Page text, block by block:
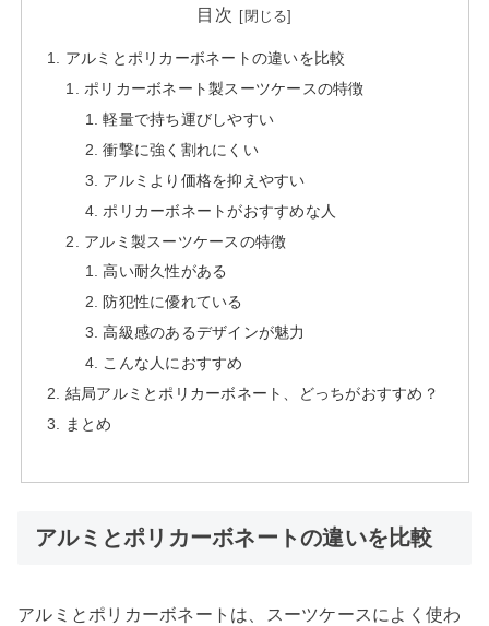
目次
アルミとポリカーボネートの違いを比較
ポリカーボネート製スーツケースの特徴
軽量で持ち運びしやすい
衝撃に強く割れにくい
アルミより価格を抑えやすい
ポリカーボネートがおすすめな人
アルミ製スーツケースの特徴
高い耐久性がある
防犯性に優れている
高級感のあるデザインが魅力
こんな人におすすめ
結局アルミとポリカーボネート、どっちがおすすめ？
まとめ
アルミとポリカーボネートの違いを比較
アルミとポリカーボネートは、スーツケースによく使わ